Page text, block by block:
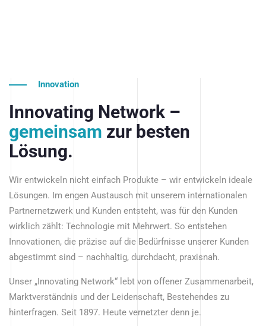
Innovation
Innovating Network –
gemeinsam zur besten
Lösung.
Wir entwickeln nicht einfach Produkte – wir entwickeln ideale
Lösungen. Im engen Austausch mit unserem internationalen
Partnernetzwerk und Kunden entsteht, was für den Kunden
wirklich zählt: Technologie mit Mehrwert. So entstehen
Innovationen, die präzise auf die Bedürfnisse unserer Kunden
abgestimmt sind – nachhaltig, durchdacht, praxisnah.
Unser „Innovating Network“ lebt von offener Zusammenarbeit,
Marktverständnis und der Leidenschaft, Bestehendes zu
hinterfragen. Seit 1897. Heute vernetzter denn je.